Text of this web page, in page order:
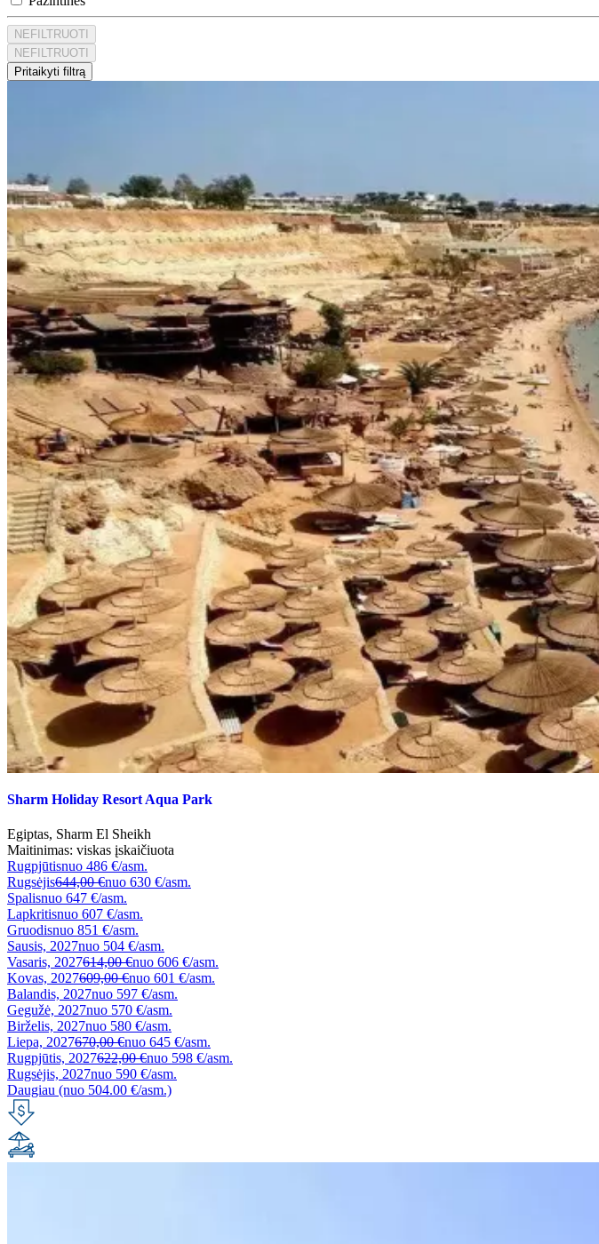
NEFILTRUOTI
NEFILTRUOTI
Pritaikyti filtrą
Sharm Holiday Resort Aqua Park
Egiptas, Sharm El Sheikh
Maitinimas: viskas įskaičiuota
Rugpjūtisnuo 486 €/asm.
Rugsėjis644,00 €nuo 630 €/asm.
Spalisnuo 647 €/asm.
Lapkritisnuo 607 €/asm.
Gruodisnuo 851 €/asm.
Sausis, 2027nuo 504 €/asm.
Vasaris, 2027614,00 €nuo 606 €/asm.
Kovas, 2027609,00 €nuo 601 €/asm.
Balandis, 2027nuo 597 €/asm.
Gegužė, 2027nuo 570 €/asm.
Birželis, 2027nuo 580 €/asm.
Liepa, 2027670,00 €nuo 645 €/asm.
Rugpjūtis, 2027622,00 €nuo 598 €/asm.
Rugsėjis, 2027nuo 590 €/asm.
Daugiau (nuo 504.00 €/asm.)